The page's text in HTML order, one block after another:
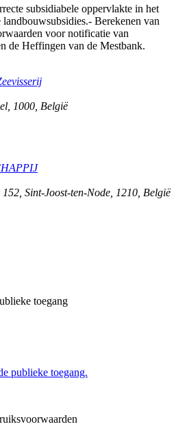
subsidiabele oppervlakte in het
landbouwsubsidies.- Berekenen van
voor notificatie van
de Heffingen van de Mestbank.
1000 België
152 Sint-Joost-ten-Node 1210 België
toegang
publieke toegang.